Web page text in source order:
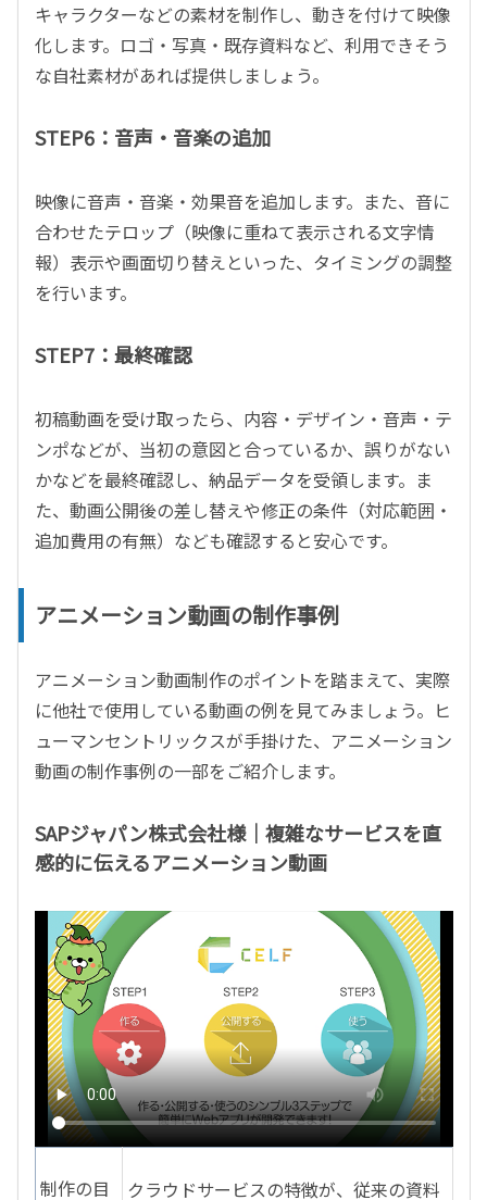
キャラクターなどの素材を制作し、動きを付けて映像
化します。ロゴ・写真・既存資料など、利用できそう
な自社素材があれば提供しましょう。
STEP6：音声・音楽の追加
映像に音声・音楽・効果音を追加します。また、音に
合わせたテロップ（映像に重ねて表示される文字情
報）表示や画面切り替えといった、タイミングの調整
を行います。
STEP7：最終確認
初稿動画を受け取ったら、内容・デザイン・音声・テ
ンポなどが、当初の意図と合っているか、誤りがない
かなどを最終確認し、納品データを受領します。ま
た、動画公開後の差し替えや修正の条件（対応範囲・
追加費用の有無）なども確認すると安心です。
アニメーション動画の制作事例
アニメーション動画制作のポイントを踏まえて、実際
に他社で使用している動画の例を見てみましょう。ヒ
ューマンセントリックスが手掛けた、アニメーション
動画の制作事例の一部をご紹介します。
SAPジャパン株式会社様｜複雑なサービスを直
感的に伝えるアニメーション動画
制作の目 クラウドサービスの特徴が、従来の資料